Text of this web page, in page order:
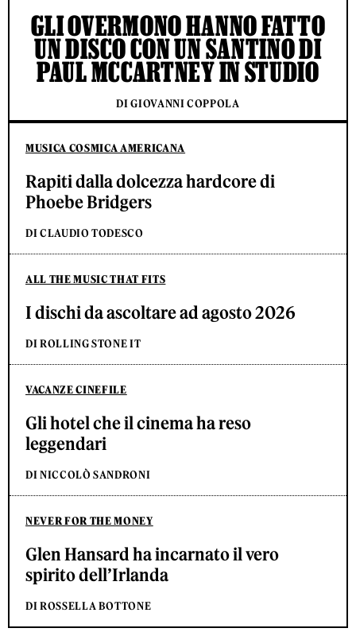
MUSICA COSMICA AMERICANA
Rapiti dalla dolcezza hardcore di
Phoebe Bridgers
DI CLAUDIO TODESCO
ALL THE MUSIC THAT FITS
I dischi da ascoltare ad agosto 2026
DI ROLLING STONE IT
VACANZE CINEFILE
Gli hotel che il cinema ha reso
leggendari
DI NICCOLÒ SANDRONI
NEVER FOR THE MONEY
Glen Hansard ha incarnato il vero
spirito dell’Irlanda
DI ROSSELLA BOTTONE
GLI OVERMONO HANNO FATTO
UN DISCO CON UN SANTINO DI
PAUL MCCARTNEY IN STUDIO
DI GIOVANNI COPPOLA